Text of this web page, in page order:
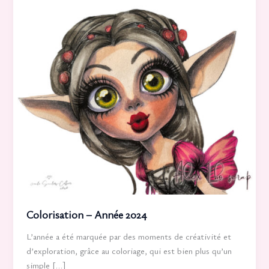
Colorisation – Année 2024
L’année a été marquée par des moments de créativité et
d’exploration, grâce au coloriage, qui est bien plus qu’un
simple […]